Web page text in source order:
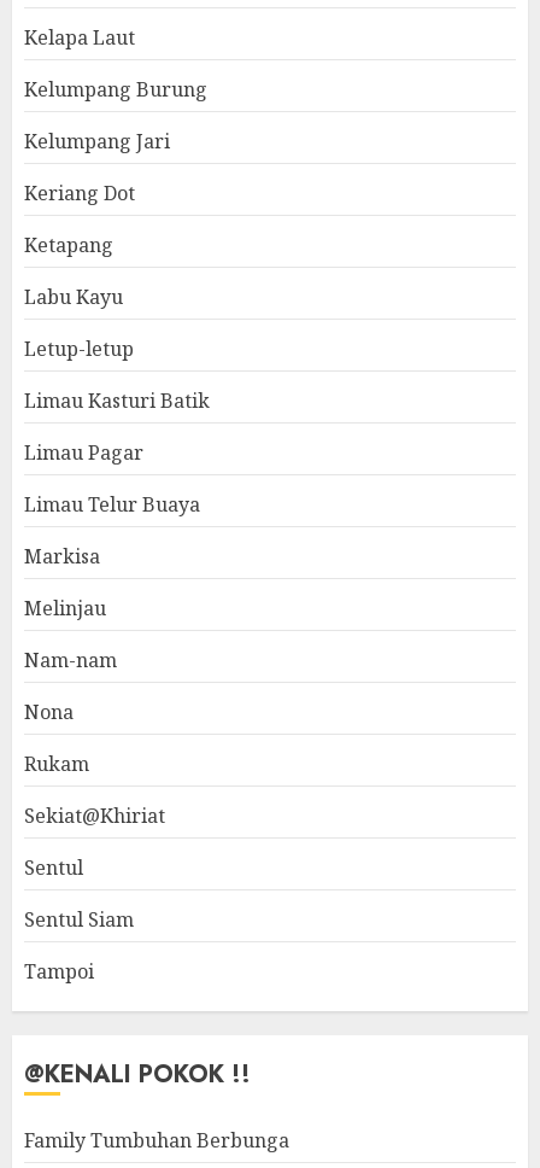
Kelapa Laut
Kelumpang Burung
Kelumpang Jari
Keriang Dot
Ketapang
Labu Kayu
Letup-letup
Limau Kasturi Batik
Limau Pagar
Limau Telur Buaya
Markisa
Melinjau
Nam-nam
Nona
Rukam
Sekiat@Khiriat
Sentul
Sentul Siam
Tampoi
@KENALI POKOK !!
Family Tumbuhan Berbunga